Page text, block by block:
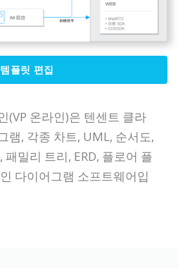
플릿 편집
(VP 온라인)은 텐센트 클라
램, 각종 차트, UML, 순서도,
밀리 트리, ERD, 플로어 플
다이어그램 소프트웨어입